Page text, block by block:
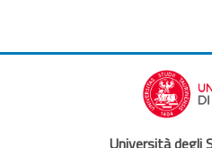
Università degli